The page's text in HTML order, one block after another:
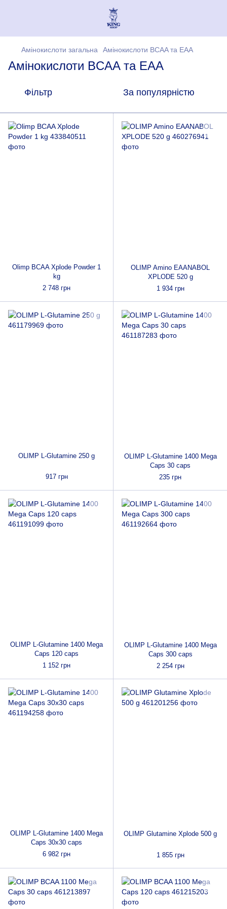
Амінокислоти загальна Амінокислоти BCAA та EAA
Амінокислоти BCAA та EAA
Фільтр За популярністю
Olimp BCAA Xplode Powder 1
kg
2 748 грн
OLIMP Amino EAANABOL
XPLODE 520 g
1 934 грн
OLIMP L-Glutamine 250 g
917 грн
OLIMP L-Glutamine 1400 Mega
Caps 30 caps
235 грн
OLIMP L-Glutamine 1400 Mega
Caps 120 caps
1 152 грн
OLIMP L-Glutamine 1400 Mega
Caps 300 caps
2 254 грн
OLIMP L-Glutamine 1400 Mega
Caps 30х30 caps
6 982 грн
OLIMP Glutamine Xplode 500 g
1 855 грн